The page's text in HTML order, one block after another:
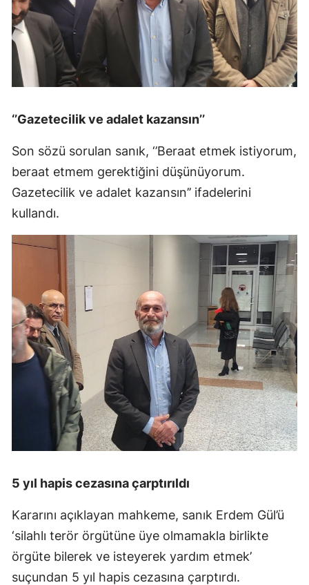
‘’Gazetecilik ve adalet kazansın’’
Son sözü sorulan sanık, ‘’Beraat etmek istiyorum,
beraat etmem gerektiğini düşünüyorum.
Gazetecilik ve adalet kazansın’’ ifadelerini
kullandı.
5 yıl hapis cezasına çarptırıldı
Kararını açıklayan mahkeme, sanık Erdem Gül’ü
‘silahlı terör örgütüne üye olmamakla birlikte
örgüte bilerek ve isteyerek yardım etmek’
suçundan 5 yıl hapis cezasına çarptırdı.